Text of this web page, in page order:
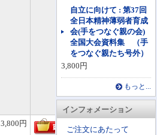
自立に向けて : 第37回
全日本精神薄弱者育成
会(手をつなぐ親の会)
全国大会資料集 （手
をつなぐ親たち号外）
3,800円
もっと...
インフォメーション
ご注文にあたって
3,800円